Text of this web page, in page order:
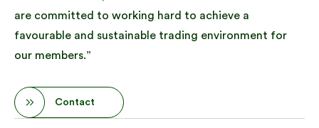
are committed to working hard to achieve a
favourable and sustainable trading environment for
our members.”
Contact